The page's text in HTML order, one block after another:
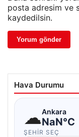
posta adresim ve
kaydedilsin.
Hava Durumu
☁Ankara
NaN°C
ŞEHIR SEÇ